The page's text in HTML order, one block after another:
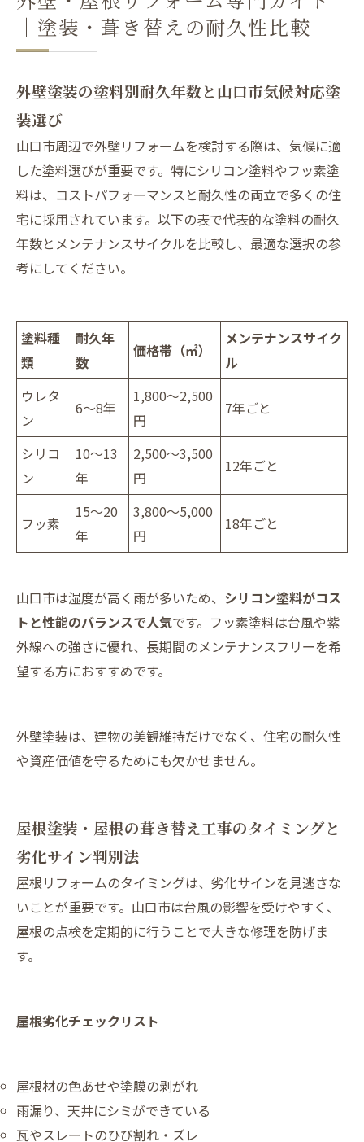
｜塗装・葺き替えの耐久性比較
外壁塗装の塗料別耐久年数と山口市気候対応塗
装選び
山口市周辺で外壁リフォームを検討する際は、気候に適
した塗料選びが重要です。特にシリコン塗料やフッ素塗
料は、コストパフォーマンスと耐久性の両立で多くの住
宅に採用されています。以下の表で代表的な塗料の耐久
年数とメンテナンスサイクルを比較し、最適な選択の参
考にしてください。
塗料種
類
耐久年
数
価格帯（㎡）
メンテナンスサイク
ル
ウレタ
ン
6～8年
1,800～2,500
円
7年ごと
シリコ
ン
10～13
年
2,500～3,500
円
12年ごと
フッ素
15～20
年
3,800～5,000
円
18年ごと
山口市は湿度が高く雨が多いため、 シリコン塗料がコス
トと性能のバランスで人気です。フッ素塗料は台風や紫
外線への強さに優れ、長期間のメンテナンスフリーを希
望する方におすすめです。
外壁塗装は、建物の美観維持だけでなく、住宅の耐久性
や資産価値を守るためにも欠かせません。
屋根塗装・屋根の葺き替え工事のタイミングと
劣化サイン判別法
屋根リフォームのタイミングは、劣化サインを見逃さな
いことが重要です。山口市は台風の影響を受けやすく、
屋根の点検を定期的に行うことで大きな修理を防げま
す。
屋根劣化チェックリスト
屋根材の色あせや塗膜の剥がれ
雨漏り、天井にシミができている
瓦やスレートのひび割れ・ズレ